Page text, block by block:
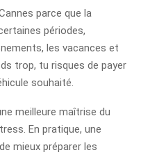
parce que la
périodes,
les vacances et
trop, tu risques de payer
souhaité.
meilleure maîtrise du
En pratique, une
mieux préparer les